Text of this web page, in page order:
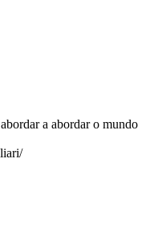
a abordar o mundo